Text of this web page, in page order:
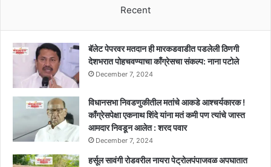
Recent
बॅलेट पेपरवर मतदान ही मारकडवाडीत पडलेली ठिणगी
देशभरात पोहचवण्याचा काँग्रेसचा संकल्प: नाना पटोले
December 7, 2024
विधानसभा निवडणुकीतील मतांचे आकडे आश्चर्यकारक !
काँग्रेसपेक्षा एकनाथ शिंदे यांना मतं कमी पण त्यांचे जास्त
आमदार निवडून आलेत : शरद पवार
December 7, 2024
हर्सूल सावंगी रोडवरील नायरा पेट्रोलपंपाजवळ अपघातात